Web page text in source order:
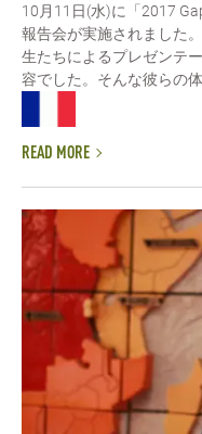
10月11日(水)に「2017
報告会が実施されました
生たちによるプレゼンテ
容でした。そんな彼らの体
READ MORE